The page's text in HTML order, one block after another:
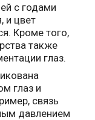
с годами
и цвет
Кроме того,
также
глаз.
глаз и
связь
давлением